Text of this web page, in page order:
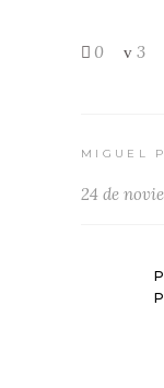
0 3
MIGUEL
24 de